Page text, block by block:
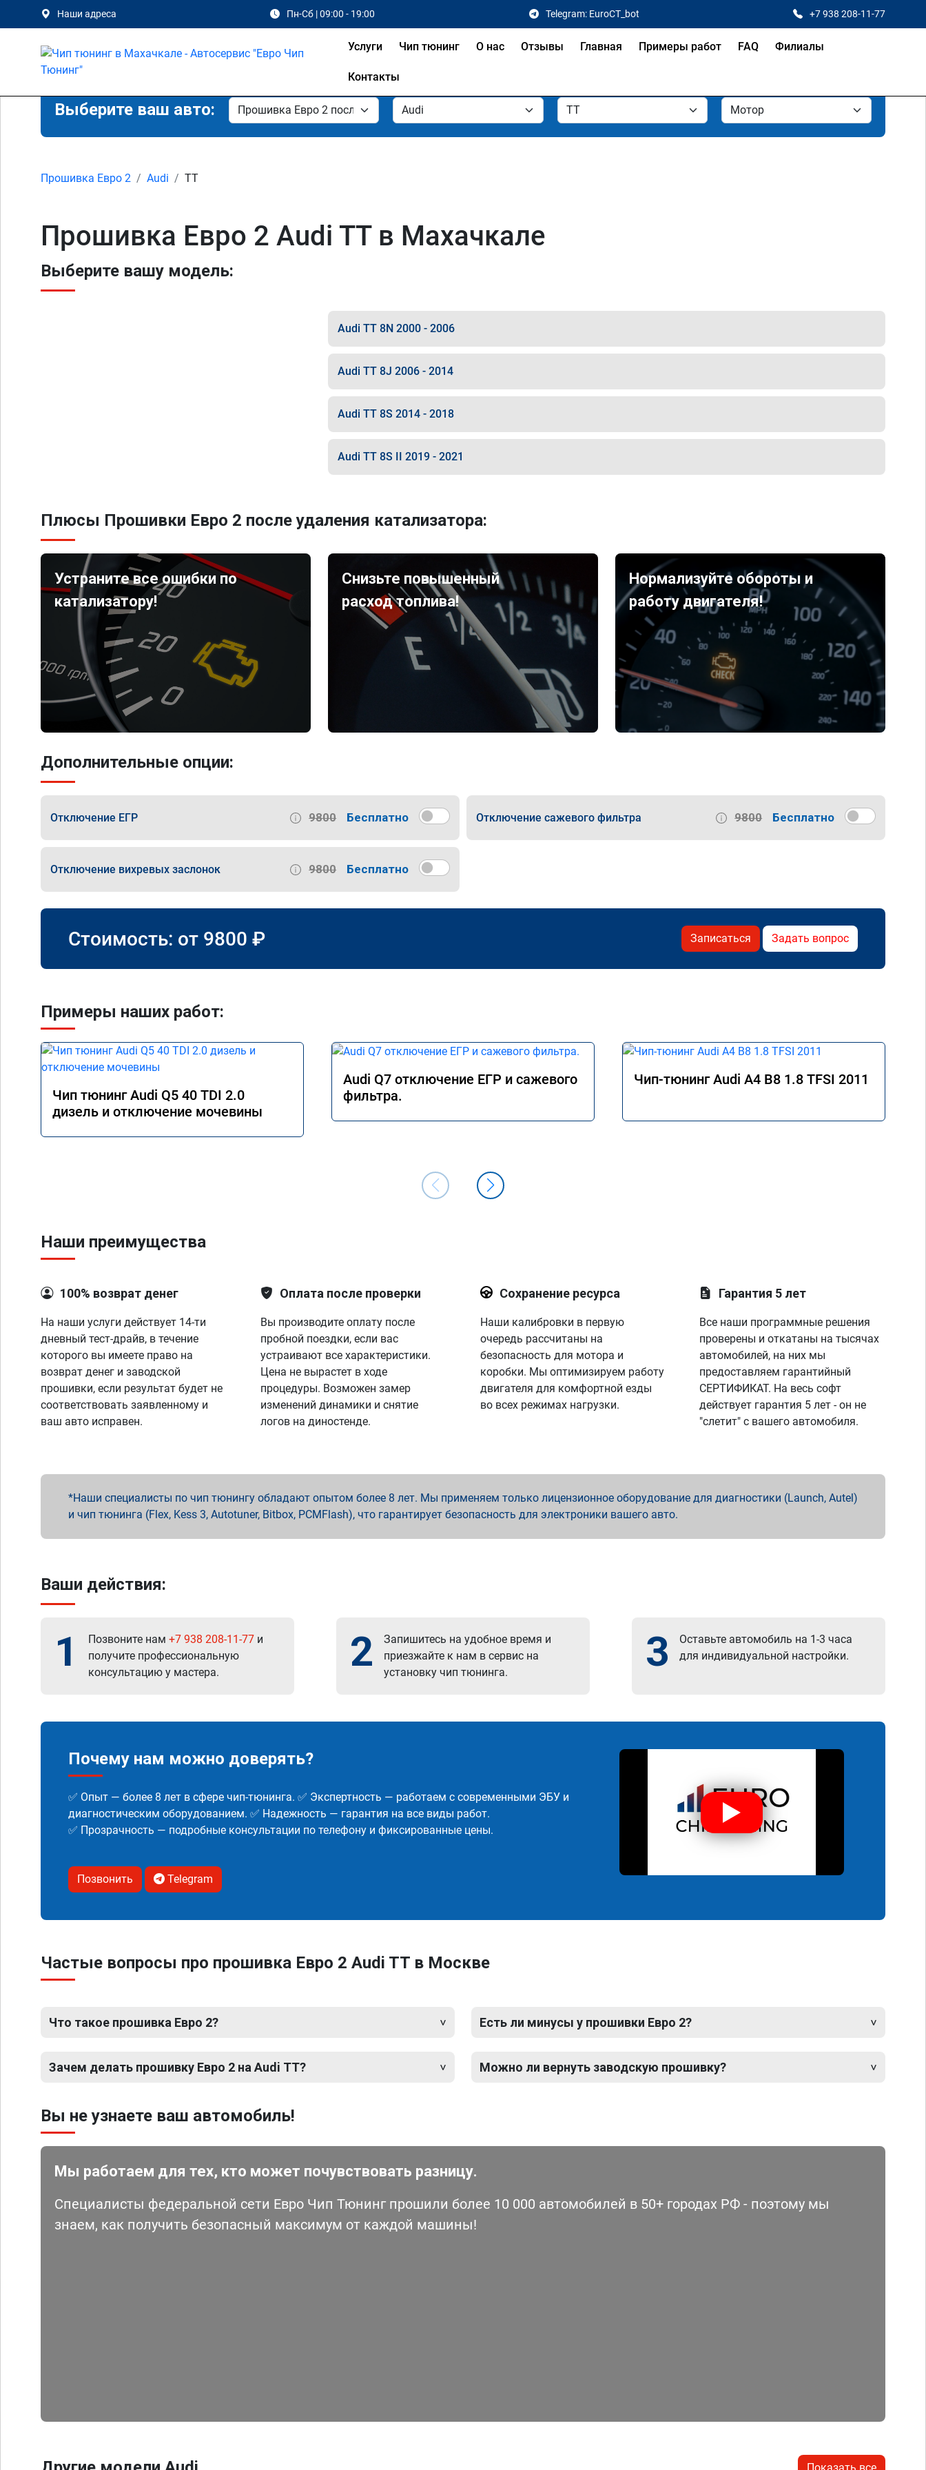
Наши адреса Пн-Сб | 09:00 - 19:00 Telegram: EuroCT_bot +7 938 208-11-77
Услуги Чип тюнинг О нас Отзывы Главная Примеры работ FAQ Филиалы
Контакты
Выберите ваш авто:
Прошивка Евро 2 Audi TT
Прошивка Евро 2 Audi TT в Махачкале
Выберите вашу модель:
Audi TT 8N 2000 - 2006
Audi TT 8J 2006 - 2014
Audi TT 8S 2014 - 2018
Audi TT 8S II 2019 - 2021
Плюсы Прошивки Евро 2 после удаления катализатора:
Устраните все ошибки по
катализатору!
Снизьте повышенный
расход топлива!
Нормализуйте обороты и
работу двигателя!
Дополнительные опции:
Отключение ЕГР 9800 Бесплатно Отключение сажевого фильтра 9800 Бесплатно
Отключение вихревых заслонок 9800 Бесплатно
Стоимость: от 9800 ₽ Записаться Задать вопрос
Примеры наших работ:
Чип тюнинг Audi Q5 40 TDI 2.0
дизель и отключение мочевины
Audi Q7 отключение ЕГР и сажевого
фильтра.
Чип-тюнинг Audi A4 B8 1.8 TFSI 2011
Наши преимущества
100% возврат денег
На наши услуги действует 14-ти
дневный тест-драйв, в течение
которого вы имеете право на
возврат денег и заводской
прошивки, если результат будет не
соответствовать заявленному и
ваш авто исправен.
Оплата после проверки
Вы производите оплату после
пробной поездки, если вас
устраивают все характеристики.
Цена не вырастет в ходе
процедуры. Возможен замер
изменений динамики и снятие
логов на диностенде.
Сохранение ресурса
Наши калибровки в первую
очередь рассчитаны на
безопасность для мотора и
коробки. Мы оптимизируем работу
двигателя для комфортной езды
во всех режимах нагрузки.
Гарантия 5 лет
Все наши программные решения
проверены и откатаны на тысячах
автомобилей, на них мы
предоставляем гарантийный
СЕРТИФИКАТ. На весь софт
действует гарантия 5 лет - он не
"слетит" с вашего автомобиля.
Наши специалисты по чип тюнингу обладают опытом более 8 лет. Мы применяем только лицензионное оборудование для диагностики (Launch, Autel)
и чип тюнинга (Flex, Kess 3, Autotuner, Bitbox, PCMFlash), что гарантирует безопасность для электроники вашего авто.
Ваши действия:
1 Позвоните нам +7 938 208-11-77 и
получите профессиональную
консультацию у мастера.
2
Запишитесь на удобное время и
приезжайте к нам в сервис на
установку чип тюнинга.
3
Оставьте автомобиль на 1-3 часа
для индивидуальной настройки.
Почему нам можно доверять?
✅ Опыт — более 8 лет в сфере чип-тюнинга. ✅ Экспертность — работаем с современными ЭБУ и
диагностическим оборудованием. ✅ Надежность — гарантия на все виды работ.
✅ Прозрачность — подробные консультации по телефону и фиксированные цены.
Позвонить Telegram
Частые вопросы про прошивка Евро 2 Audi TT в Москве
Что такое прошивка Евро 2?
Зачем делать прошивку Евро 2 на Audi TT?
Есть ли минусы у прошивки Евро 2?
Можно ли вернуть заводскую прошивку?
Вы не узнаете ваш автомобиль!
Мы работаем для тех, кто может почувствовать разницу.
Специалисты федеральной сети Евро Чип Тюнинг прошили более 10 000 автомобилей в 50+ городах РФ - поэтому мы
знаем, как получить безопасный максимум от каждой машины!